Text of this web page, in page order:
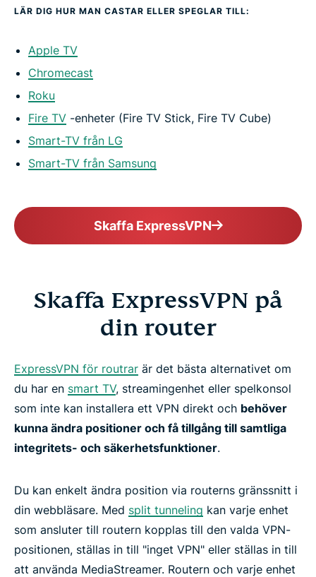
LÄR DIG HUR MAN CASTAR ELLER SPEGLAR TILL:
Apple TV
Chromecast
Roku
Fire TV -enheter (Fire TV Stick, Fire TV Cube)
Smart-TV från LG
Smart-TV från Samsung
Skaffa ExpressVPN
Skaffa ExpressVPN på
din router
ExpressVPN för routrar är det bästa alternativet om
du har en smart TV, streamingenhet eller spelkonsol
som inte kan installera ett VPN direkt och behöver
kunna ändra positioner och få tillgång till samtliga
integritets- och säkerhetsfunktioner.
Du kan enkelt ändra position via routerns gränssnitt i
din webbläsare. Med split tunneling kan varje enhet
som ansluter till routern kopplas till den valda VPN-
positionen, ställas in till "inget VPN" eller ställas in till
att använda MediaStreamer. Routern och varje enhet